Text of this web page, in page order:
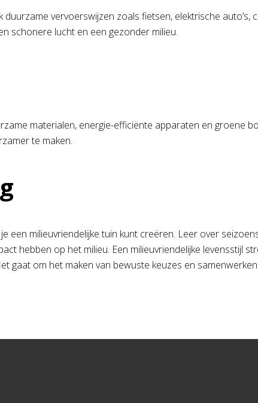
vervoerswijzen zoals fietsen, elektrische
schonere lucht en een gezonder milieu.
materialen, energie-efficiënte apparaten en groene
te maken.
milieuvriendelijke tuin kunt creëren. Leer over
hebben op het milieu. Een milieuvriendelijke levensstijl
gaat om het maken van bewuste keuzes en